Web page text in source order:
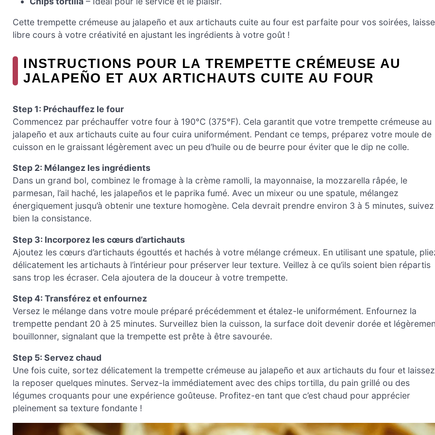
Cette trempette crémeuse au jalapeño et aux artichauts cuite au four est parfaite pour vos soirées,
libre cours à votre créativité en ajustant les ingrédients à votre goût !
INSTRUCTIONS POUR LA TREMPETTE CRÉMEUSE AU
JALAPEÑO ET AUX ARTICHAUTS CUITE AU FOUR
Step 1: Préchauffez le four
Commencez par préchauffer votre four à 190°C (375°F). Cela garantit que votre trempette crémeuse au
jalapeño et aux artichauts cuite au four cuira uniformément. Pendant ce temps, préparez votre moule de
cuisson en le graissant légèrement avec un peu d’huile ou de beurre pour éviter que le dip ne colle.
Step 2: Mélangez les ingrédients
Dans un grand bol, combinez le fromage à la crème ramolli, la mayonnaise, la mozzarella râpée, le
parmesan, l’ail haché, les jalapeños et le paprika fumé. Avec un mixeur ou une spatule, mélangez
énergiquement jusqu’à obtenir une texture homogène. Cela devrait prendre environ 3 à 5 minutes, suivez
bien la consistance.
Step 3: Incorporez les cœurs d’artichauts
Ajoutez les cœurs d’artichauts égouttés et hachés à votre mélange crémeux. En utilisant une spatule,
délicatement les artichauts à l’intérieur pour préserver leur texture. Veillez à ce qu’ils soient bien répartis
sans trop les écraser. Cela ajoutera de la douceur à votre trempette.
Step 4: Transférez et enfournez
Versez le mélange dans votre moule préparé précédemment et étalez-le uniformément. Enfournez la
trempette pendant 20 à 25 minutes. Surveillez bien la cuisson, la surface doit devenir dorée et
bouillonner, signalant que la trempette est prête à être savourée.
Step 5: Servez chaud
Une fois cuite, sortez délicatement la trempette crémeuse au jalapeño et aux artichauts du four et
la reposer quelques minutes. Servez-la immédiatement avec des chips tortilla, du pain grillé ou des
légumes croquants pour une expérience goûteuse. Profitez-en tant que c’est chaud pour apprécier
pleinement sa texture fondante !